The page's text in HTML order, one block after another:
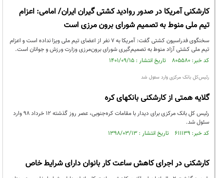
کارشکنی آمریکا در صدور روادید کشتی گیران ایران/ امامی: اعزام
تیم ملی منوط به تصمیم شورای برون مرزی است
سخنگوی فدراسیون کشتی گفت: آمریکا به 7 نفر از اعضای تیم ملی ویزا نداده است و اعزام
تیم ملی کشتی آزاد منوط به تصمیم‌گیری شورای برون‌مرزی وزارت ورزش و جوانان است.
کد خبر: ۸۰۵۵۸۰ تاریخ انتشار : ۱۴۰۱/۰۹/۱۵
رئیس‌کل بانک مرکزی وارد سئول شد
گلایه همتی از کارشکنی بانکهای کره
رئیس کل بانک مرکزی برای دیدار با مقامات کره‌جنوبی، عصر روز گذشته ۱۲ خرداد ۹۸ وارد
سئول شد.
کد خبر: ۶۱۱۱۳۹ تاریخ انتشار : ۱۳۹۸/۰۳/۱۳
کارشکنی در اجرای کاهش ساعت کار بانوان دارای شرایط خاص